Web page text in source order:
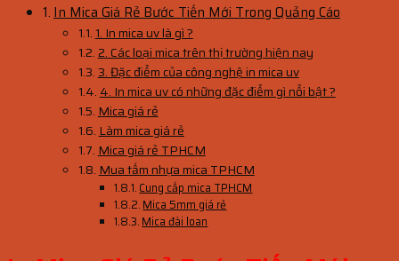
In Mica Giá Rẻ Bước Tiến Mới Trong Quảng Cáo
1. In mica uv là gì ?
2. Các loại mica trên thị trường hiện nay
3. Đặc điểm của công nghệ in mica uv
4. In mica uv có những đặc điểm gì nổi bật ?
Mica giá rẻ
Làm mica giá rẻ
Mica giá rẻ TPHCM
Mua tấm nhựa mica TPHCM
Cung cấp mica TPHCM
Mica 5mm giá rẻ
Mica đài loan